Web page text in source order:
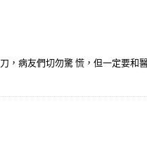
病友們切勿驚 慌，但一定要和